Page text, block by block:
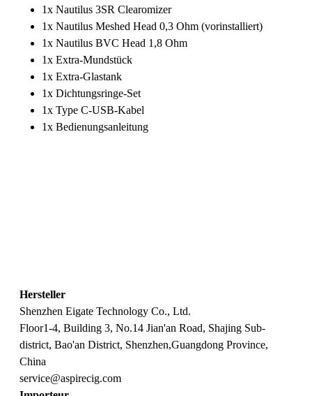
1x Nautilus 3SR Clearomizer
1x Nautilus Meshed Head 0,3 Ohm (vorinstalliert)
1x Nautilus BVC Head 1,8 Ohm
1x Extra-Mundstück
1x Extra-Glastank
1x Dichtungsringe-Set
1x Type C-USB-Kabel
1x Bedienungsanleitung
Hersteller
Shenzhen Eigate Technology Co., Ltd.
Floor1-4, Building 3, No.14 Jian'an Road, Shajing Sub-
district, Bao'an District, Shenzhen,Guangdong Province,
China
service@aspirecig.com